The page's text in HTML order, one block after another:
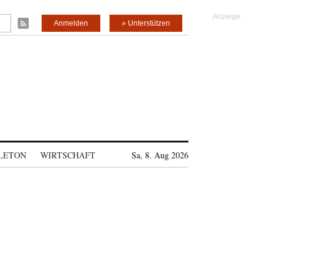
» Unterstützen
Anmelden
WIRTSCHAFT Sa, 8. Aug 2026